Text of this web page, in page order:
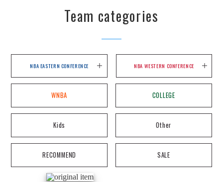
Team categories
NBA EASTERN CONFERENCE NBA WESTERN CONFERENCE
WNBA COLLEGE
Kids Other
RECOMMEND SALE